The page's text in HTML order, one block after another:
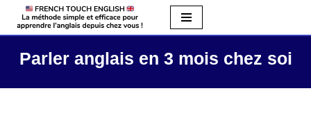
Aller
contenu
Parler anglais en 3 mois chez soi